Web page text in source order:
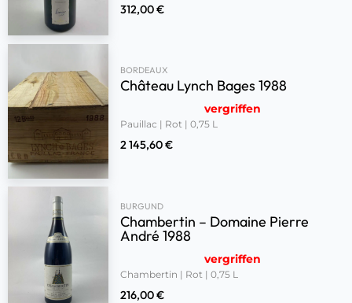
312,00€
BORDEAUX
Château Lynch Bages 1988
vergriffen
Pauillac | Rot | 0,75 L
2 145,60€
BURGUND
Chambertin – Domaine Pierre
André 1988
vergriffen
Chambertin | Rot | 0,75 L
216,00€